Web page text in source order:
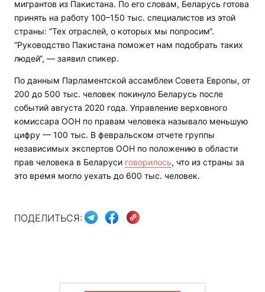
мигрантов из Пакистана. По его словам, Беларусь готова
принять на работу 100–150 тыс. специалистов из этой
страны: “Тех отраслей, о которых мы попросим“.
“Руководство Пакистана поможет нам подобрать таких
людей“, — заявил спикер.
По данным Парламентской ассамблеи Совета Европы, от
200 до 500 тыс. человек покинуло Беларусь после
событий августа 2020 года. Управление верховного
комиссара ООН по правам человека называло меньшую
цифру — 100 тыс. В февральском отчете группы
независимых экспертов ООН по положению в области
прав человека в Беларуси говорилось, что из страны за
это время могло уехать до 600 тыс. человек.
ПОДЕЛИТЬСЯ: